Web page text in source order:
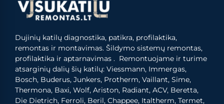
Dujinių katilų diagnostika, patikra, profilaktika,
remontas ir montavimas. Šildymo sistemų remontas,
profilaktika ir aptarnavimas . Remontuojame ir turime
atsarginių dalių šių katilų: Viessmann, Immergas,
Bosch, Buderus, Junkers, Protherm, Vaillant, Sime,
Thermona, Baxi, Wolf, Ariston, Radiant, ACV, Beretta,
Die Dietrich, Ferroli, Beril, Chappee, Italtherm, Termet,